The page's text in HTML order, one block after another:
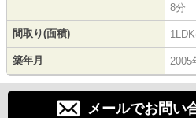
8分
間取り(面積)
築年月 2005
メールでお問い